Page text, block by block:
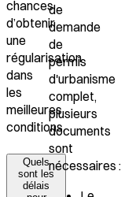
chances
d’obtenir
une
régularisation
dans
les
meilleures
conditions.
Quels
sont les
délais
de
demande
de
permis
d'urbanisme
complet,
plusieurs
documents
sont
nécessaires :